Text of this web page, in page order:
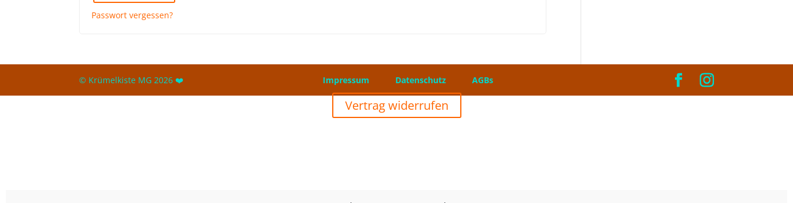
Passwort vergessen?
© Krümelkiste MG 2026 ❤️ Impressum Datenschutz AGBs
Vertrag widerrufen